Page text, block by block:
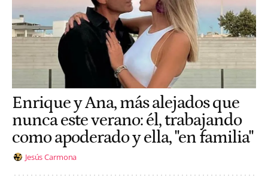
Enrique y Ana, más alejados que
nunca este verano: él, trabajando
como apoderado y ella, "en familia"
Jesús Carmona